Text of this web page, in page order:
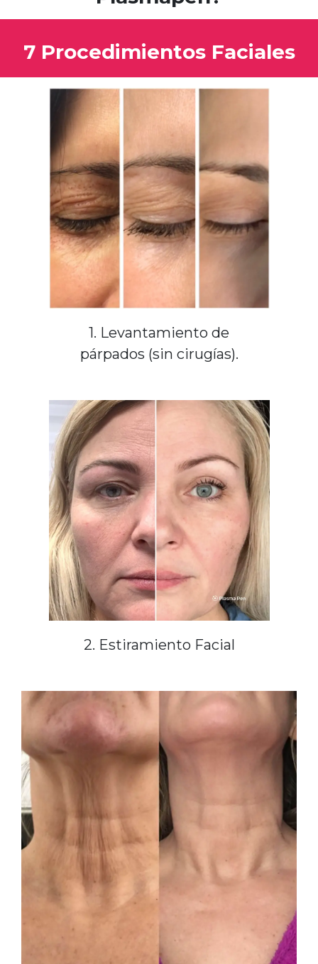
7 Procedimientos Faciales
1. Levantamiento de
párpados (sin cirugías).
2. Estiramiento Facial